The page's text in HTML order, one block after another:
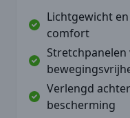
Lichtgewicht
comfort
Verlengd
bescherming